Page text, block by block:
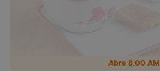
Abre 8:00 AM